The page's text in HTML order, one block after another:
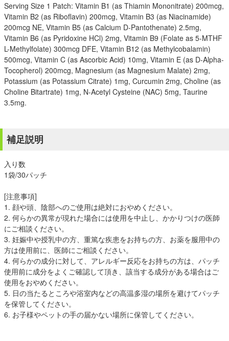
Serving Size 1 Patch: Vitamin B1 (as Thiamin Mononitrate) 200mcg,
Vitamin B2 (as Riboflavin) 200mcg, Vitamin B3 (as Niacinamide)
200mcg NE, Vitamin B5 (as Calcium D-Pantothenate) 2.5mg,
Vitamin B6 (as Pyridoxine HCl) 2mg, Vitamin B9 (Folate as 5-MTHF
L-Methylfolate) 300mcg DFE, Vitamin B12 (as Methylcobalamin)
500mcg, Vitamin C (as Ascorbic Acid) 10mg, Vitamin E (as D-Alpha-
Tocopherol) 200mcg, Magnesium (as Magnesium Malate) 2mg,
Potassium (as Potassium Citrate) 1mg, Curcumin 2mg, Choline (as
Choline Bitartrate) 1mg, N-Acetyl Cysteine (NAC) 5mg, Taurine
3.5mg.
補足説明
入り数
1袋/30パッチ
[注意事項]
1. 顔や頭、陰部へのご使用は絶対におやめください。
2. 何らかの異常が現れた場合には使用を中止し、かかりつけの医師
にご相談ください。
3. 妊娠中や授乳中の方、重篤な疾患をお持ちの方、お薬を服用中の
方は使用前に、医師にご相談ください。
4. 何らかの成分に対して、アレルギー反応をお持ちの方は、パッチ
使用前に成分をよくご確認して頂き、該当する成分がある場合はご
使用をおやめください。
5. 日の当たるところや浴室内などの高温多湿の場所を避けてパッチ
を保管してください。
6. お子様やペットの手の届かない場所に保管してください。